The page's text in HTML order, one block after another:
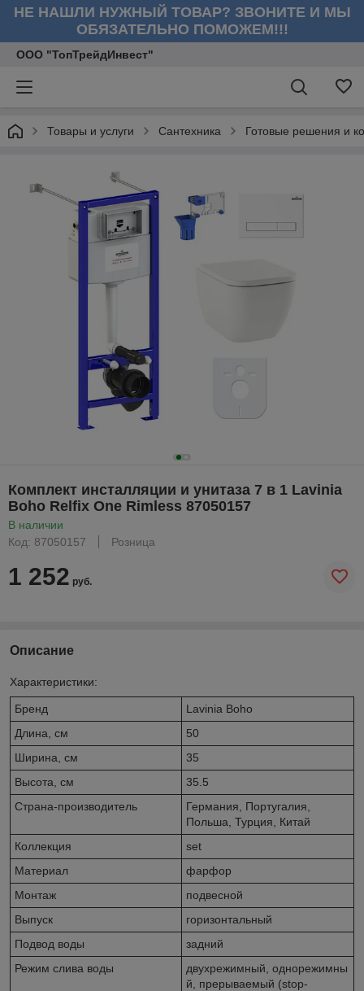
НЕ НАШЛИ НУЖНЫЙ ТОВАР? ЗВОНИТЕ И МЫ
ОБЯЗАТЕЛЬНО ПОМОЖЕМ!!!
ООО "ТопТрейдИнвест"
Товары и услуги Сантехника Готовые решения и
Комплект инсталляции и унитаза 7 в 1 Lavinia
Boho Relfix One Rimless 87050157
В наличии
Код: 87050157
Розница
1 252 руб.
Описание
Характеристики:
Бренд
Lavinia Boho
Длина, см
50
Ширина, см
35
Высота, см
35.5
Страна-производитель
Германия, Португалия,
Польша, Турция, Китай
Коллекция
set
Материал
фарфор
Монтаж
подвесной
Выпуск
горизонтальный
Подвод воды
задний
Режим слива воды
двухрежимный, однорежимны
й, прерываемый (stop-